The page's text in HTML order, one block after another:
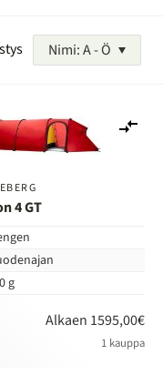
Nimi: A - Ö
4 GT
g
Alkaen 1595,00€
1 kauppa